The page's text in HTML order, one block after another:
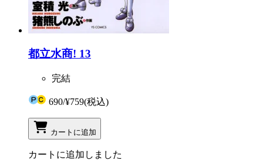
都立水商! 13
完結
690/¥759(税込)
カートに追加
カートに追加しました